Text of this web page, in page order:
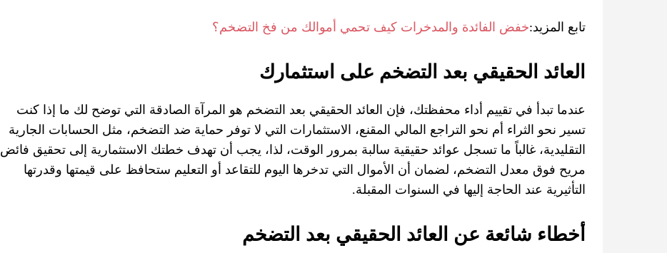
تابع المزيد:خفض الفائدة والمدخرات كيف تحمي أموالك من فخ التضخم؟
العائد الحقيقي بعد التضخم على استثمارك
عندما تبدأ في تقييم أداء محفظتك، فإن العائد الحقيقي بعد التضخم هو المرآة الصادقة التي توضح لك ما إذا كنت
تسير نحو الثراء أم نحو التراجع المالي المقنع، الاستثمارات التي لا توفر حماية ضد التضخم، مثل الحسابات الجارية
التقليدية، غالباً ما تسجل عوائد حقيقية سالبة بمرور الوقت، لذا، يجب أن تهدف خطتك الاستثمارية إلى تحقيق فائض
مريح فوق معدل التضخم، لضمان أن الأموال التي تدخرها اليوم للتقاعد أو التعليم ستحافظ على قيمتها وقدرتها
التأثيرية عند الحاجة إليها في السنوات المقبلة.
أخطاء شائعة عن العائد الحقيقي بعد التضخم